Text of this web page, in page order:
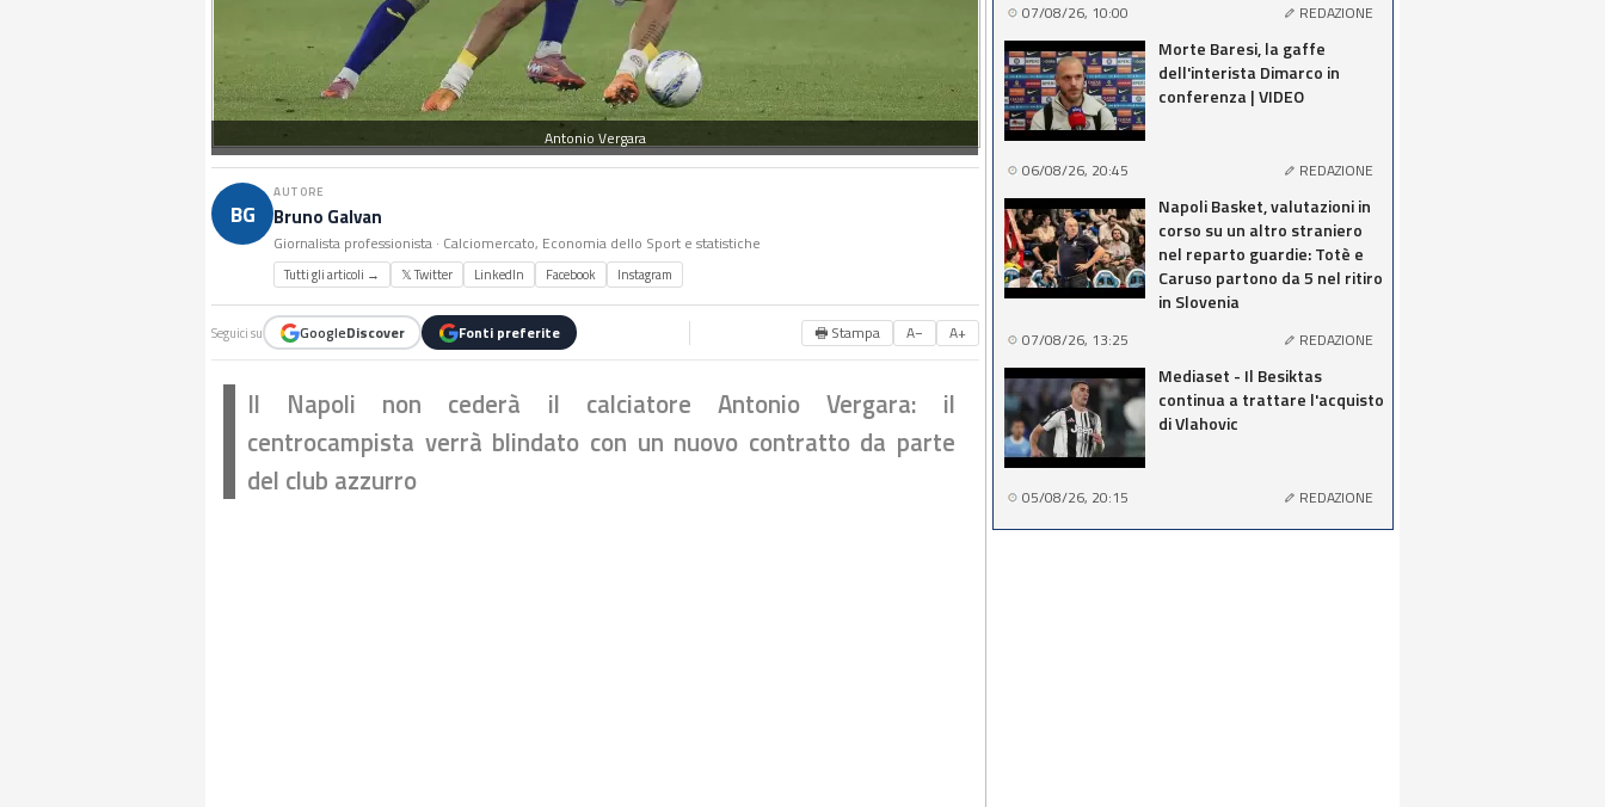
Antonio Vergara
BG
AUTORE
Bruno Galvan
Giornalista professionista · Calciomercato, Economia dello Sport e statistiche
Tutti gli articoli → 𝕏 Twitter LinkedIn Facebook Instagram
Seguici su GoogleDiscover Fonti preferite 🖶 Stampa A− A+
Il Napoli non cederà il calciatore Antonio Vergara: il
centrocampista verrà blindato con un nuovo contratto da parte
del club azzurro
07/08/26, 10:00 REDAZIONE
Morte Baresi, la gaffe
dell'interista Dimarco in
conferenza | VIDEO
06/08/26, 20:45 REDAZIONE
Napoli Basket, valutazioni in
corso su un altro straniero
nel reparto guardie: Totè e
Caruso partono da 5 nel ritiro
in Slovenia
07/08/26, 13:25 REDAZIONE
Mediaset - Il Besiktas
continua a trattare l'acquisto
di Vlahovic
05/08/26, 20:15 REDAZIONE